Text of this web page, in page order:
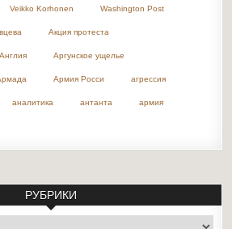
Veikko Korhonen Washington Post
Акция протеста
Англия Аргунское ущелье
Армия Росси агрессия
аналитика антанта армия
РУБРИКИ